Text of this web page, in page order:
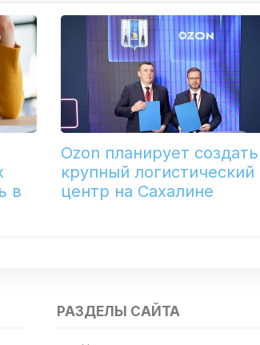
в
Ozon планирует создать
крупный логистический
центр на Сахалине
РАЗДЕЛЫ САЙТА